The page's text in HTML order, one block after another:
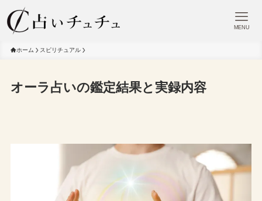
MENU
ホーム スピリチュアル
オーラ占いの鑑定結果と実録内容